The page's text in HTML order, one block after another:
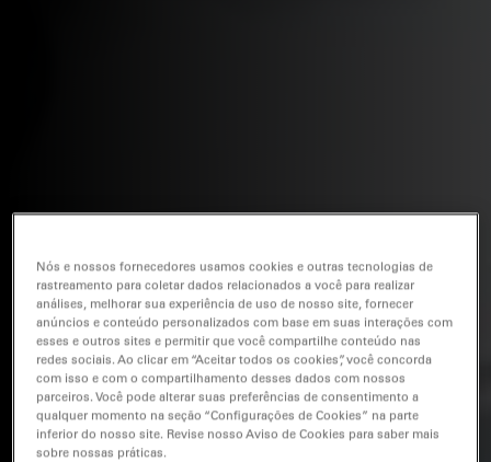
Nós e nossos fornecedores usamos cookies e outras tecnologias de
rastreamento para coletar dados relacionados a você para realizar
análises, melhorar sua experiência de uso de nosso site, fornecer
anúncios e conteúdo personalizados com base em suas interações com
esses e outros sites e permitir que você compartilhe conteúdo nas
redes sociais. Ao clicar em “Aceitar todos os cookies”, você concorda
com isso e com o compartilhamento desses dados com nossos
parceiros. Você pode alterar suas preferências de consentimento a
qualquer momento na seção “Configurações de Cookies” na parte
inferior do nosso site. Revise nosso Aviso de Cookies para saber mais
sobre nossas práticas.